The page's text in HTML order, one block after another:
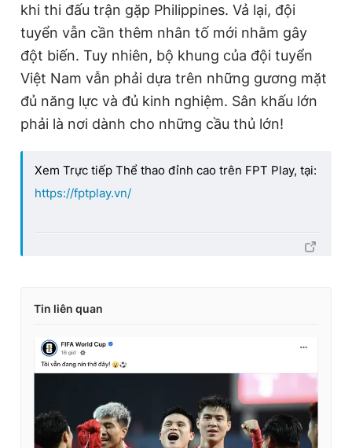
khi thi đấu trận gặp Philippines. Vả lại, đội
tuyển vẫn cần thêm nhân tố mới nhằm gây
đột biến. Tuy nhiên, bộ khung của đội tuyển
Việt Nam vẫn phải dựa trên những gương mặt
đủ năng lực và đủ kinh nghiệm. Sân khấu lớn
phải là nơi dành cho những cầu thủ lớn!
Xem Trực tiếp Thể thao đỉnh cao trên FPT Play, tại:
https://fptplay.vn/
Tin liên quan